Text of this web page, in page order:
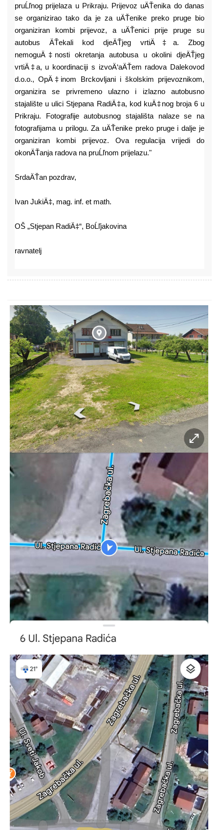
pruĹľnog prijelaza u Prikraju. Prijevoz uÄŤenika do danas
se organizirao tako da je za uÄŤenike preko pruge bio
organiziran kombi prijevoz, a uÄŤenici prije pruge su
autobus ÄŤekali kod djeÄŤjeg vrtiÄ‡a. Zbog
nemoguÄ‡nosti okretanja autobusa u okolini djeÄŤjeg
vrtiÄ‡a, u koordinaciji s izvoÄ‘aÄŤem radova Dalekovod
d.o.o., OpÄ‡inom Brckovljani i školskim prijevoznikom,
organizira se privremeno ulazno i izlazno autobusno
stajalište u ulici Stjepana RadiÄ‡a, kod kuÄ‡nog broja 6 u
Prikraju. Fotografije autobusnog stajališta nalaze se na
fotografijama u prilogu.Za uÄŤenike preko pruge i dalje je
organiziran kombi prijevoz. Ova regulacija vrijedi do
okonÄŤanja radova na pruĹľnom prijelazu."
SrdaÄŤan pozdrav,
Ivan JukiÄ‡, mag. inf. et math.
OŠ „Stjepan RadiÄ‡“, BoĹľjakovina
ravnatelj